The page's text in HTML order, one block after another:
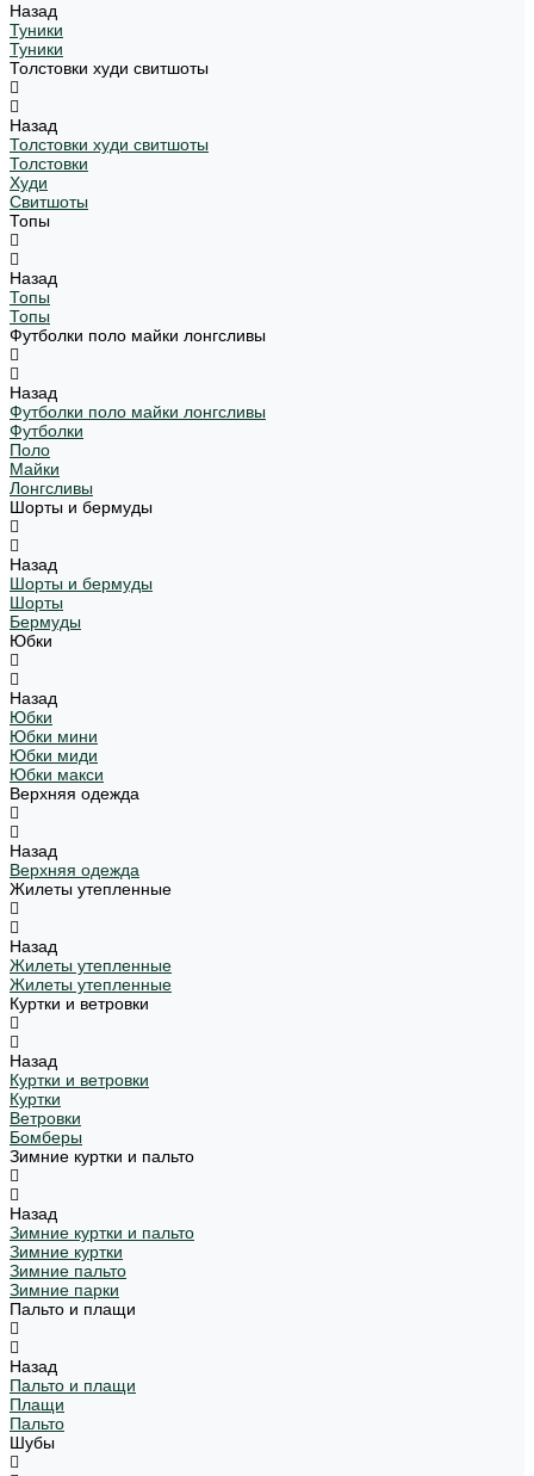
Назад
Туники
Туники
Толстовки худи свитшоты
Назад
Толстовки худи свитшоты
Толстовки
Худи
Свитшоты
Топы
Назад
Топы
Топы
Футболки поло майки лонгсливы
Назад
Футболки поло майки лонгсливы
Футболки
Поло
Майки
Лонгсливы
Шорты и бермуды
Назад
Шорты и бермуды
Шорты
Бермуды
Юбки
Назад
Юбки
Юбки мини
Юбки миди
Юбки макси
Верхняя одежда
Назад
Верхняя одежда
Жилеты утепленные
Назад
Жилеты утепленные
Жилеты утепленные
Куртки и ветровки
Назад
Куртки и ветровки
Куртки
Ветровки
Бомберы
Зимние куртки и пальто
Назад
Зимние куртки и пальто
Зимние куртки
Зимние пальто
Зимние парки
Пальто и плащи
Назад
Пальто и плащи
Плащи
Пальто
Шубы